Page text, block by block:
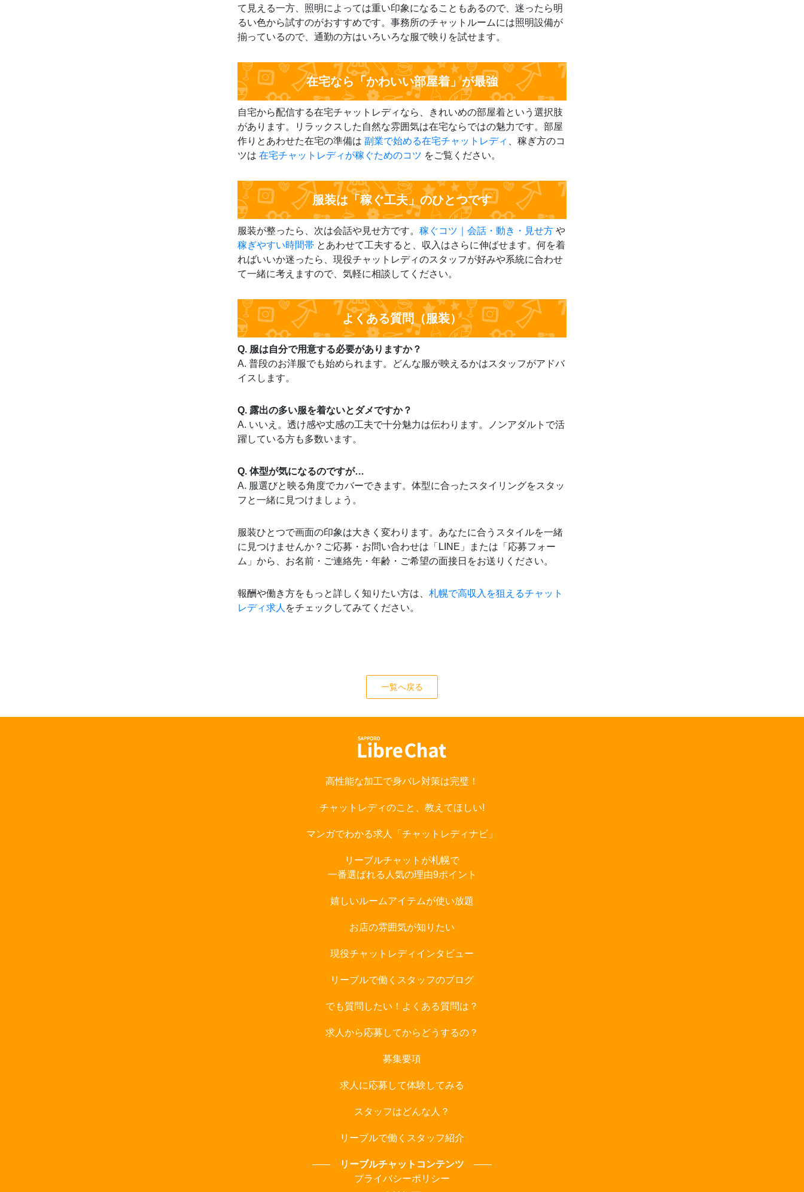
て見える一方、照明によっては重い印象になることもあるので、迷ったら明
るい色から試すのがおすすめです。事務所のチャットルームには照明設備が
揃っているので、通勤の方はいろいろな服で映りを試せます。
在宅なら「かわいい部屋着」が最強
自宅から配信する在宅チャットレディなら、きれいめの部屋着という選択肢
があります。リラックスした自然な雰囲気は在宅ならではの魅力です。部屋
作りとあわせた在宅の準備は 副業で始める在宅チャットレディ
、稼ぎ方のコ
ツは 在宅チャットレディが稼ぐためのコツ をご覧ください。
服装は「稼ぐ工夫」のひとつです
服装が整ったら、次は会話や見せ方です。 稼ぐコツ｜会話・動き・見せ方 や
稼ぎやすい時間帯 とあわせて工夫すると、収入はさらに伸ばせます。何を着
ればいいか迷ったら、現役チャットレディのスタッフが好みや系統に合わせ
て一緒に考えますので、気軽に相談してください。
よくある質問（服装）
Q. 服は自分で用意する必要がありますか？
A. 普段のお洋服でも始められます。どんな服が映えるかはスタッフがアドバ
イスします。
Q. 露出の多い服を着ないとダメですか？
A. いいえ。透け感や丈感の工夫で十分魅力は伝わります。ノンアダルトで活
躍している方も多数います。
Q. 体型が気になるのですが…
A. 服選びと映る角度でカバーできます。体型に合ったスタイリングをスタッ
フと一緒に見つけましょう。
服装ひとつで画面の印象は大きく変わります。あなたに合うスタイルを一緒
に見つけませんか？ご応募・お問い合わせは「LINE」または「応募フォー
ム」から、お名前・ご連絡先・年齢・ご希望の面接日をお送りください。
報酬や働き方をもっと詳しく知りたい方は、 札幌で高収入を狙えるチャット
レディ求人 をチェックしてみてください。
一覧へ戻る
高性能な加工で身バレ対策は完璧！
チャットレディのこと、教えてほしい!
マンガでわかる求人「チャットレディナビ」
リーブルチャットが札幌で
一番選ばれる人気の理由9ポイント
嬉しいルームアイテムが使い放題
お店の雰囲気が知りたい
現役チャットレディインタビュー
リーブルで働くスタッフのブログ
でも質問したい！よくある質問は？
求人から応募してからどうするの？
募集要項
求人に応募して体験してみる
スタッフはどんな人？
リーブルで働くスタッフ紹介
リーブルチャットコンテンツ
プライバシーポリシー